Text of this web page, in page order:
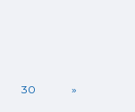
30 »